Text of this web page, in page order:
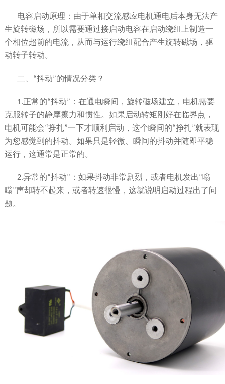
电容启动原理：由于单相交流感应电机通电后本身无法产
生旋转磁场，所以需要通过接启动电容在启动绕组上制造一
个相位超前的电流，从而与运行绕组配合产生旋转磁场，驱
动转子转动。
二、 “抖动”的情况分类？
1.正常的“抖动” ：在通电瞬间，旋转磁场建立，电机需要
克服转子的静摩擦力和惯性。如果启动转矩刚好在临界点，
电机可能会“挣扎”一下才顺利启动，这个瞬间的“挣扎”就表现
为您感觉到的抖动。如果只是轻微、瞬间的抖动并随即平稳
运行，这通常是正常的。
2.异常的“抖动” ：如果抖动非常剧烈，或者电机发出“嗡
嗡”声却转不起来，或者转速很慢，这就说明启动过程出了问
题。